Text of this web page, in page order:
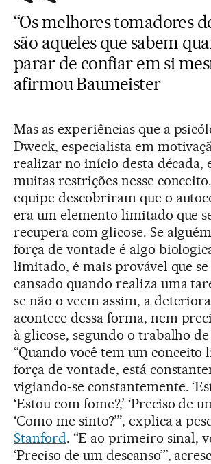
“Os melhores tomadores
são aqueles que sabem
parar de confiar em si
afirmou Baumeister
Mas as experiências que a
Dweck, especialista em
realizar no início desta década,
muitas restrições nesse
equipe descobriram que o
era um elemento limitado que
recupera com glicose. Se
força de vontade é algo
limitado, é mais provável que
cansado quando realiza uma
se não o veem assim, a
acontece dessa forma, nem
à glicose, segundo o trabalho
“Quando você tem um conceito
força de vontade, está
vigiando-se constantemente.
‘Estou com fome?,’ ‘Preciso de
‘Como me sinto?’”, explica a
Stanford. “E ao primeiro sinal,
‘Preciso de um descanso’”,